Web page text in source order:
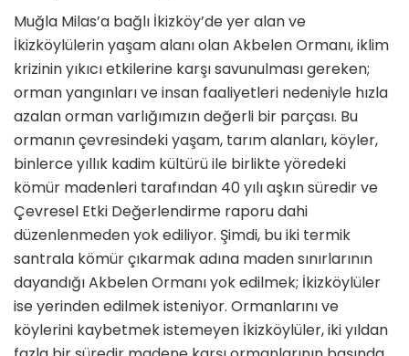
Muğla Milas’a bağlı İkizköy’de yer alan ve
İkizköylülerin yaşam alanı olan Akbelen Ormanı, iklim
krizinin yıkıcı etkilerine karşı savunulması gereken;
orman yangınları ve insan faaliyetleri nedeniyle hızla
azalan orman varlığımızın değerli bir parçası. Bu
ormanın çevresindeki yaşam, tarım alanları, köyler,
binlerce yıllık kadim kültürü ile birlikte yöredeki
kömür madenleri tarafından 40 yılı aşkın süredir ve
Çevresel Etki Değerlendirme raporu dahi
düzenlenmeden yok ediliyor. Şimdi, bu iki termik
santrala kömür çıkarmak adına maden sınırlarının
dayandığı Akbelen Ormanı yok edilmek; İkizköylüler
ise yerinden edilmek isteniyor. Ormanlarını ve
köylerini kaybetmek istemeyen İkizköylüler, iki yıldan